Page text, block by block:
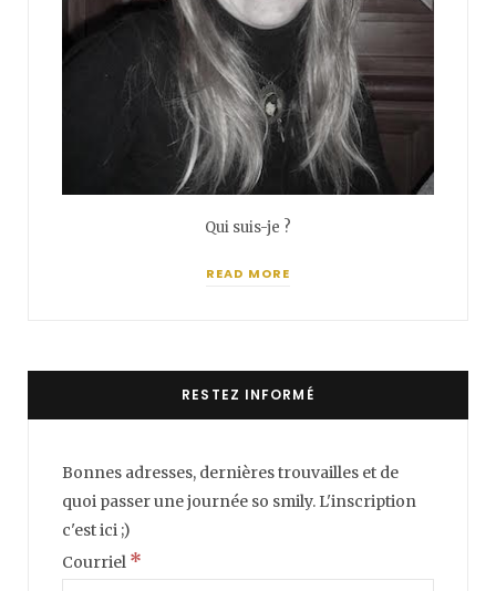
Qui suis-je ?
READ MORE
RESTEZ INFORMÉ
Bonnes adresses, dernières trouvailles et de
quoi passer une journée so smily. L'inscription
c'est ici ;)
Courriel *